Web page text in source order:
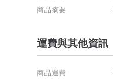
商品摘要
運費與其他資訊
商品運費